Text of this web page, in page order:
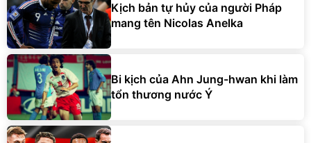
Kịch bản tự hủy của người Pháp
mang tên Nicolas Anelka
Bi kịch của Ahn Jung-hwan khi làm
tổn thương nước Ý